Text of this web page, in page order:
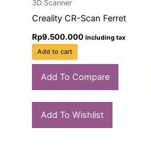
3D Scanner
Creality CR-Scan Ferret
Rp9.500.000 Including tax
Add to cart
Add To Compare
Add To Wishlist